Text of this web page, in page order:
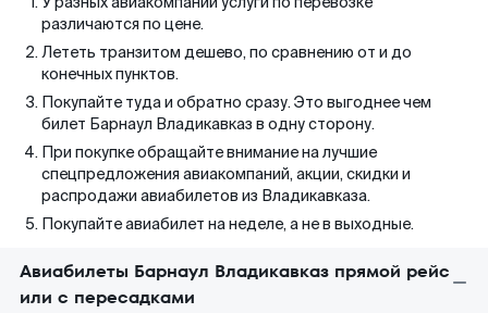
различаются по цене.
Лететь транзитом дешево, по сравнению от и до
конечных пунктов.
Покупайте туда и обратно сразу. Это выгоднее чем
билет Барнаул Владикавказ в одну сторону.
При покупке обращайте внимание на лучшие
спецпредложения авиакомпаний, акции, скидки и
распродажи авиабилетов из Владикавказа.
Покупайте авиабилет на неделе, а не в выходные.
Авиабилеты Барнаул Владикавказ прямой рейс
или с пересадками